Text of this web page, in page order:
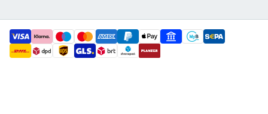
payment methods
shipment methods